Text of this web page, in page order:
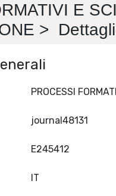
E
>